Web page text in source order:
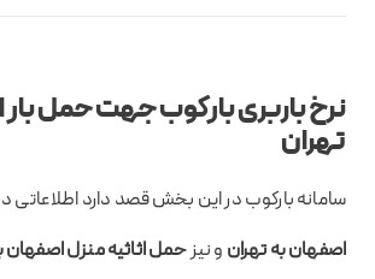
نرخ باربری بارکوب جهت حمل بار
تهران
سامانه بارکوب در این بخش قصد دارد اطلاعاتی
اصفهان به تهران و نیزحمل اثاثیه منزل اصفهان